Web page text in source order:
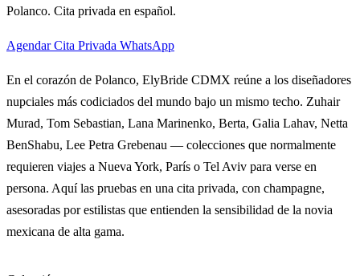
Polanco. Cita privada en español.
Agendar Cita Privada WhatsApp
En el corazón de Polanco, ElyBride CDMX reúne a los diseñadores
nupciales más codiciados del mundo bajo un mismo techo. Zuhair
Murad, Tom Sebastian, Lana Marinenko, Berta, Galia Lahav, Netta
BenShabu, Lee Petra Grebenau — colecciones que normalmente
requieren viajes a Nueva York, París o Tel Aviv para verse en
persona. Aquí las pruebas en una cita privada, con champagne,
asesoradas por estilistas que entienden la sensibilidad de la novia
mexicana de alta gama.